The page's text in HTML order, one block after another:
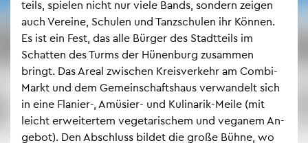
teils, spie­len nicht nur viele Bands, son­dern zei­gen
auch Ver­ei­ne, Schu­len und Tanz­schu­len ihr Kön­nen.
Es ist ein Fest, das alle Bür­ger des Stadt­teils im
Schat­ten des Turms der Hü­nen­burg zu­sam­men
bringt. Das Areal zwi­schen Kreis­ver­kehr am Combi-
Markt und dem Ge­mein­schafts­haus ver­wan­delt sich
in eine Fla­nier-, Amü­sier- und Ku­li­na­rik-Meile (mit
leicht er­wei­ter­tem ve­ge­ta­ri­schem und ve­ga­nem An­
ge­bot). Den Ab­schluss bil­det die große Bühne, wo